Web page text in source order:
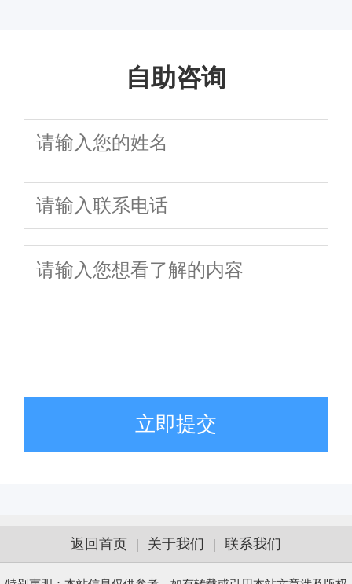
专业团队这样选不
自助咨询
立即提交
返回首页 | 关于我们 | 联系我们